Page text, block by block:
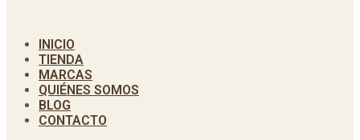
INICIO
TIENDA
MARCAS
QUIÉNES SOMOS
BLOG
CONTACTO